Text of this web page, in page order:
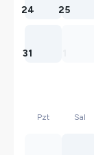
24 25
31
Pzt Sal